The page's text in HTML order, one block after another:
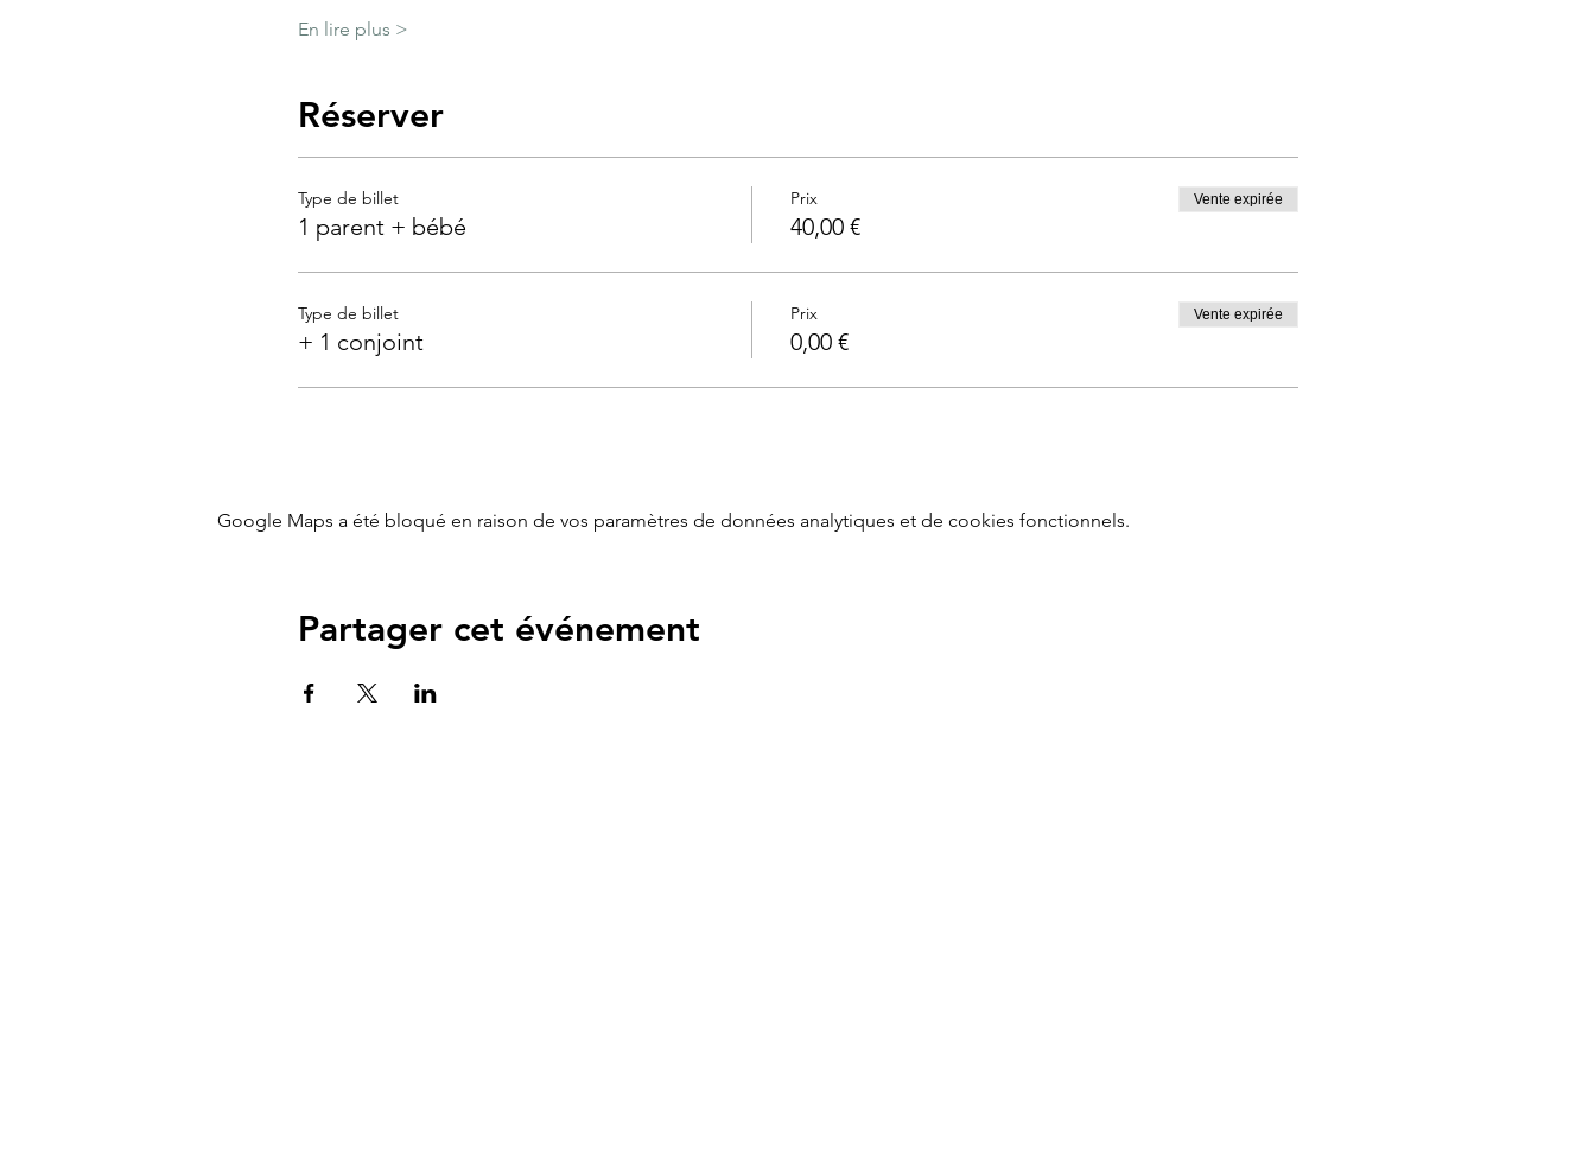
En lire plus >
Réserver
Type de billet
1 parent + bébé
Prix
40,00 €
Vente expirée
Type de billet
+ 1 conjoint
Prix
0,00 €
Vente expirée
Google Maps a été bloqué en raison de vos paramètres de données analytiques et de cookies fonctionnels.
Partager cet événement